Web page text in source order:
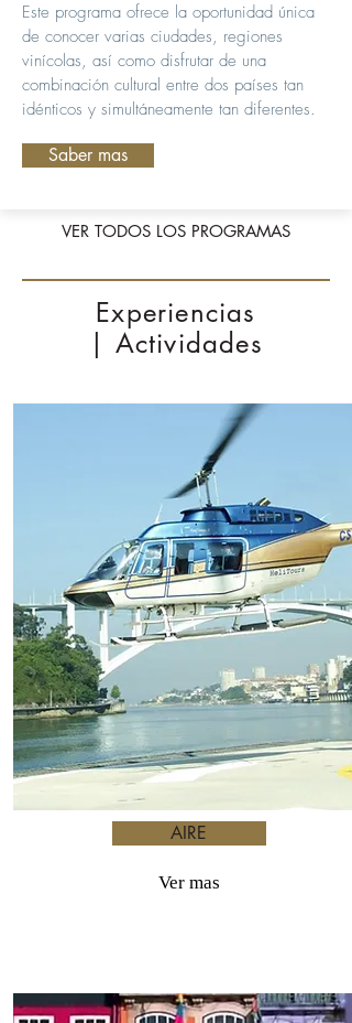
Este programa ofrece la oportunidad única
de conocer varias ciudades, regiones
vinícolas, así como disfrutar de una
combinación cultural entre dos países tan
idénticos y simultáneamente tan diferentes.
Saber mas
VER TODOS LOS PROGRAMAS
Experiencias
| Actividades
AIRE
Ver mas